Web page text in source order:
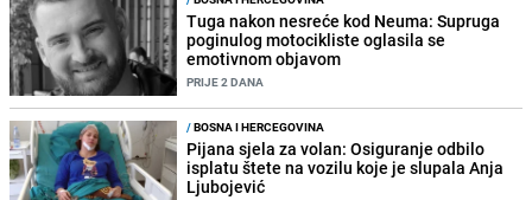
Tuga nakon nesreće kod Neuma: Supruga
poginulog motocikliste oglasila se
emotivnom objavom
PRIJE 2 DANA
/BOSNA I HERCEGOVINA
Pijana sjela za volan: Osiguranje odbilo
isplatu štete na vozilu koje je slupala Anja
Ljubojević